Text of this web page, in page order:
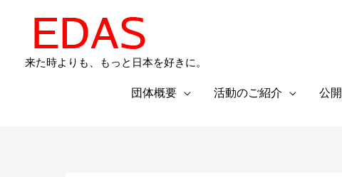
来た時よりも、もっと日本を好きに。
団体概要 活動のご紹介 公